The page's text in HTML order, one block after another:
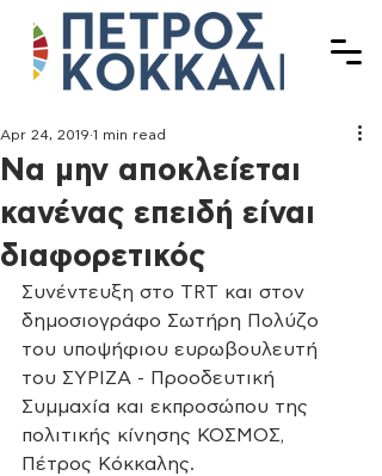
Να μην αποκλείεται
κανένας επειδή είναι
διαφορετικός
Apr 24, 2019 1 min read
Συνέντευξη στο TRT και στον
δημοσιογράφο Σωτήρη Πολύζο
του υποψήφιου ευρωβουλευτή
του ΣΥΡΙΖΑ - Προοδευτική
Συμμαχία και εκπροσώπου της
πολιτικής κίνησης ΚΟΣΜΟΣ,
Πέτρος Κόκκαλης.